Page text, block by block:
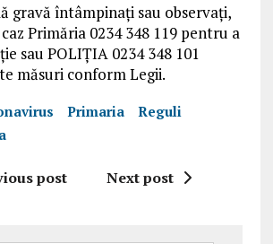
gravă întâmpinați sau observați,
Primăria 0234 348 119 pentru a
sau POLIȚIA 0234 348 101
măsuri conform Legii.
Primaria
Reguli
post Next post